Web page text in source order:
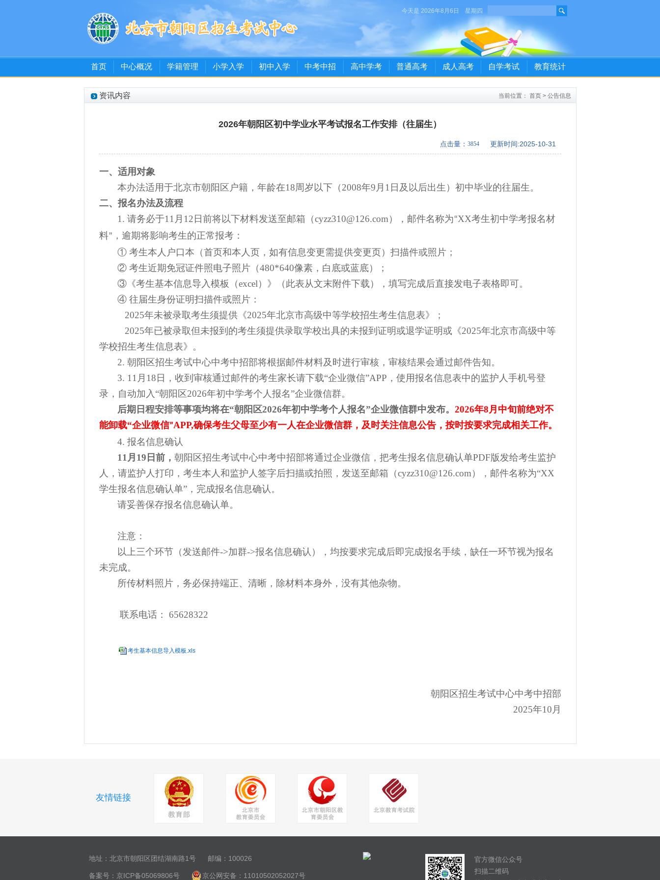
今天是 2026年8月6日 星期四
首页 中心概况 学籍管理 小学入学 初中入学 中考中招 高中学考 普通高考 成人高考 自学考试 教育统计
当前位置： 首页> 公告信息
资讯内容
2026年朝阳区初中学业水平考试报名工作安排（往届生）
点击量： 更新时间:2025-10-31
一、 适用对象
本办法适用于北京市朝阳区户籍， 年龄在18周岁以下（2008年9月1日及以后出生）初中毕业的往届生。
二、报名办法及流程
1. 请务必于11月12日前将以下材料发送至邮箱 （cyzz310@126.com），邮件名称为“XX考生初中学考报名材
料” ， 逾期将影响考生的正常报考：
① 考生本人户口本 （首页和本人页 ， 如有信息变更需提供变更页） 扫描件或照片；
② 考生近期免冠证件照电子照片（480*640像素 ，白底或蓝底）；
③《考生基本信息导入模板（excel）》（此表从文末附件下载），填写完成后直接发电子表格即可。
④ 往届生身份证明扫描件或照片：
2025年未被录取考生须提供《2025年北京市高级中等学校招生考生信息表》；
2025年已被录取但未报到的考生须提供录取学校出具的未报到证明或退学证明或《2025年北京市高级中等
学校招生考生信息表》。
2. 朝阳区招生考试中心中考中招部将根据邮件材料及时进行审核，审核结果会通过邮件告知。
3. 11月18日，收到审核通过邮件的考生家长请下载“企业微信”APP，使用报名信息表中的监护人手机号登
录，自动加入“朝阳区2026年初中学考个人报名”企业微信群。
后期日程安排等事项均将在“朝阳区2026年初中学考个人报名”企业微信群中发布。 2026年8月中旬前绝对不
能卸载“企业微信”APP,确保考生父母至少有一人在企业微信群，及时关注信息公告，按时按要求完成相关工作。
4. 报名信息确认
11月19日前， 朝阳区招生考试中心中考中招部将通过企业微信，把考生报名信息确认单PDF版发给考生监护
人，请监护人打印，考生本人和监护人签字后扫描或拍照，发送至邮箱 （cyzz310@126.com） ，邮件名称为“XX
学生报名信息确认单”，完成报名信息确认。
请妥善保存报名信息确认单。
注意：
以上三个环节（发送邮件->加群->报名信息确认），均按要求完成后即完成报名手续，缺任一环节视为报名
未完成。
所传材料照片，务必保持端正、清晰，除材料本身外，没有其他杂物。
联系电话： 65628322
考生基本信息导入模板.xls
朝阳区招生考试中心中考中招部
2025年10月
友情链接
地址：北京市朝阳区团结湖南路1号 邮编：100026
备案号： 京ICP备05069806号 京公网安备：11010502052027号
官方微信公众号
扫描二维码